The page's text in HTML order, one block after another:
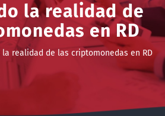
la realidad de
en RD
la realidad de las criptomonedas en RD